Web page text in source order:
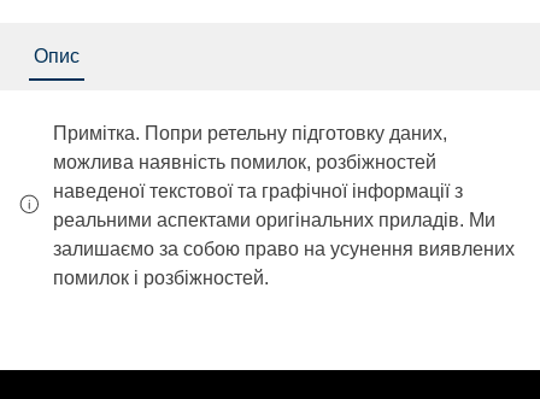
Опис
Примітка. Попри ретельну підготовку даних,
можлива наявність помилок, розбіжностей
наведеної текстової та графічної інформації з
реальними аспектами оригінальних приладів. Ми
залишаємо за собою право на усунення виявлених
помилок і розбіжностей.